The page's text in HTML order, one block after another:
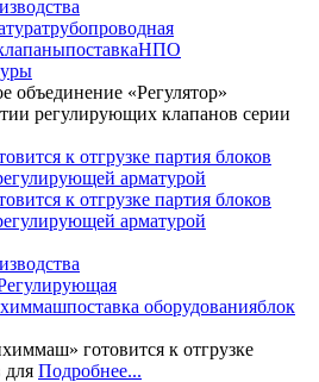
трубопроводная
поставкаНПО
объединение «Регулятор»
регулирующих клапанов серии
к отгрузке партия блоков
арматурой
поставка оборудованияблок
готовится к отгрузке
для Подробнее...